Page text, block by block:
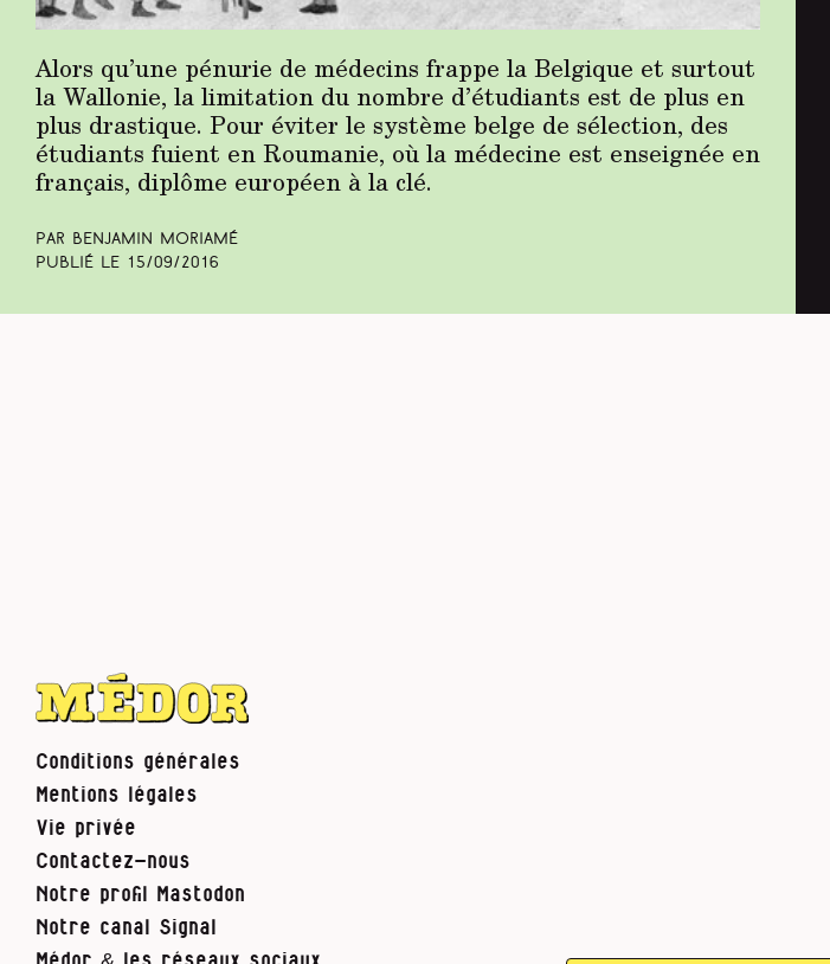
Alors qu’une pénurie de médecins frappe la Belgique et surtout
la Wallonie, la limitation du nombre d’étudiants est de plus en
plus drastique. Pour éviter le système belge de sélection, des
étudiants fuient en Roumanie, où la médecine est enseignée en
français, diplôme européen à la clé.
Par Benjamin Moriamé
Publié le
15/09/2016
Conditions générales
Mentions légales
Vie privée
Contactez-nous
Notre profil Mastodon
Notre canal Signal